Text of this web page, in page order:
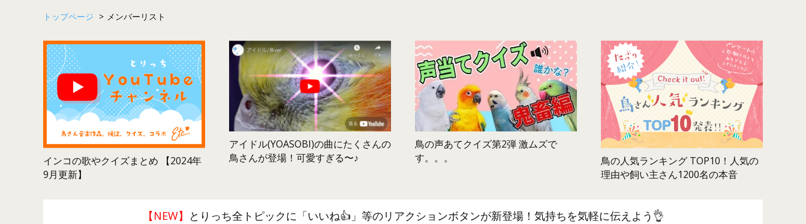
トップページ > メンバーリスト
インコの歌やクイズまとめ 【2024年
9月更新】
アイドル(YOASOBI)の曲にたくさんの
鳥さんが登場！可愛すぎる〜♪
鳥の声あてクイズ第2弾 激ムズで
す。。。
鳥の人気ランキング TOP10！人気の
理由や飼い主さん1200名の本音
【NEW】 とりっち全トピックに「いいね👍」等のリアクションボタンが新登場！気持ちを気軽に伝えよう👌